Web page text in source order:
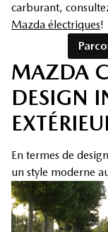
carburant,
Mazda électriques!
MAZDA
DESIGN
En termes de
un style moderne